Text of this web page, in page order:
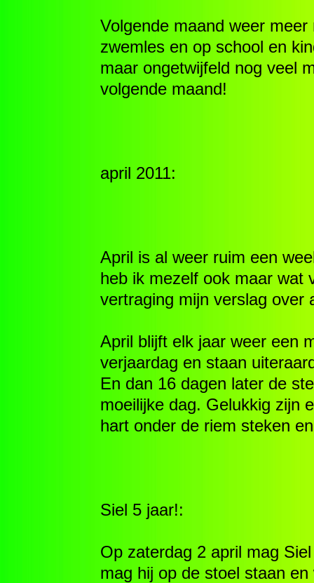
Volgende maand weer
zwemles en op school en
maar ongetwijfeld nog veel
volgende maand!
april 2011:
April is al weer ruim een
heb ik mezelf ook maar wat
vertraging mijn verslag over
April blijft elk jaar weer een
verjaardag en staan
En dan 16 dagen later de
moeilijke dag. Gelukkig zijn
hart onder de riem steken
Siel 5 jaar!:
Op zaterdag 2 april mag
mag hij op de stoel staan